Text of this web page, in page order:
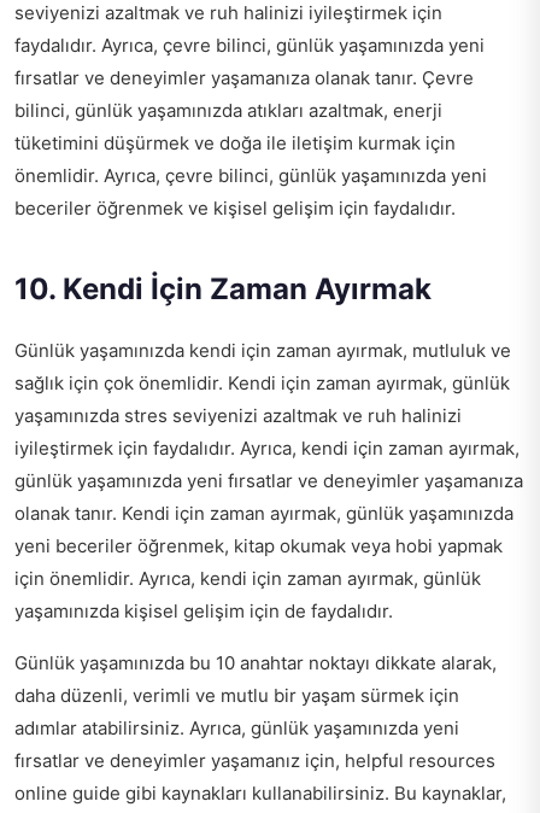
seviyenizi azaltmak ve ruh halinizi iyileştirmek için
faydalıdır. Ayrıca, çevre bilinci, günlük yaşamınızda yeni
fırsatlar ve deneyimler yaşamanıza olanak tanır. Çevre
bilinci, günlük yaşamınızda atıkları azaltmak, enerji
tüketimini düşürmek ve doğa ile iletişim kurmak için
önemlidir. Ayrıca, çevre bilinci, günlük yaşamınızda yeni
beceriler öğrenmek ve kişisel gelişim için faydalıdır.
10. Kendi İçin Zaman Ayırmak
Günlük yaşamınızda kendi için zaman ayırmak, mutluluk ve
sağlık için çok önemlidir. Kendi için zaman ayırmak, günlük
yaşamınızda stres seviyenizi azaltmak ve ruh halinizi
iyileştirmek için faydalıdır. Ayrıca, kendi için zaman ayırmak,
günlük yaşamınızda yeni fırsatlar ve deneyimler yaşamanıza
olanak tanır. Kendi için zaman ayırmak, günlük yaşamınızda
yeni beceriler öğrenmek, kitap okumak veya hobi yapmak
için önemlidir. Ayrıca, kendi için zaman ayırmak, günlük
yaşamınızda kişisel gelişim için de faydalıdır.
Günlük yaşamınızda bu 10 anahtar noktayı dikkate alarak,
daha düzenli, verimli ve mutlu bir yaşam sürmek için
adımlar atabilirsiniz. Ayrıca, günlük yaşamınızda yeni
fırsatlar ve deneyimler yaşamanız için, helpful resources
online guide gibi kaynakları kullanabilirsiniz. Bu kaynaklar,